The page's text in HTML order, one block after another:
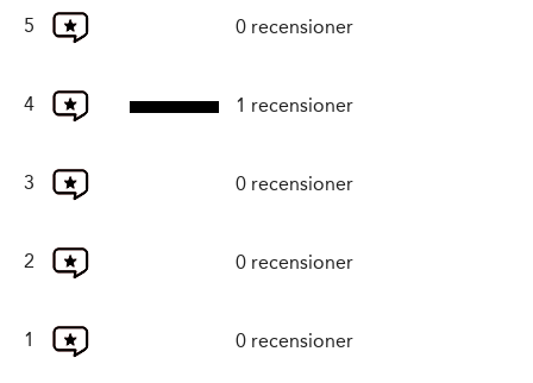
5 0 recensioner
4 1 recensioner
3 0 recensioner
2 0 recensioner
1 0 recensioner